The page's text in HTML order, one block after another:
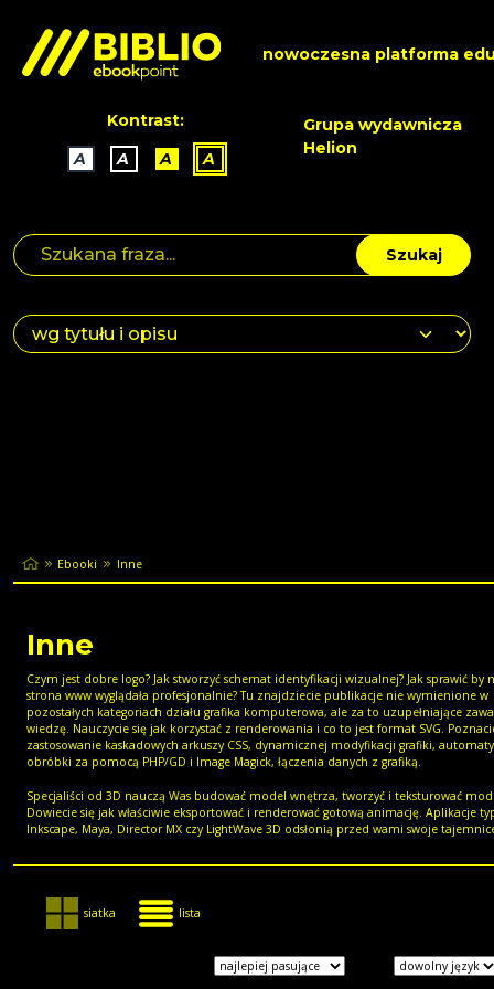
nowoczesna platforma
Kontrast:
A
A A A
Grupa wydawnicza
Helion
Szukaj
Ebooki Inne
Inne
Czym jest dobre logo? Jak stworzyć schemat identyfikacji wizualnej? Jak sprawić by
strona www wyglądała profesjonalnie? Tu znajdziecie publikacje nie wymienione w
pozostałych kategoriach działu grafika komputerowa, ale za to uzupełniające
wiedzę. Nauczycie się jak korzystać z renderowania i co to jest format SVG.
zastosowanie kaskadowych arkuszy CSS, dynamicznej modyfikacji grafiki,
obróbki za pomocą PHP/GD i Image Magick, łączenia danych z grafiką.
Specjaliści od 3D nauczą Was budować model wnętrza, tworzyć i teksturować
Dowiecie się jak właściwie eksportować i renderować gotową animację. Aplikacje
Inkscape, Maya, Director MX czy LightWave 3D odsłonią przed wami swoje
siatka lista